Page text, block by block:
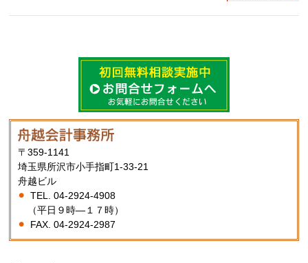
〒359-1141
埼玉県所沢市小手指町1-33-21
舟越ビル
TEL. 04-2924-4908
（平日９時―１７時）
FAX. 04-2924-2987